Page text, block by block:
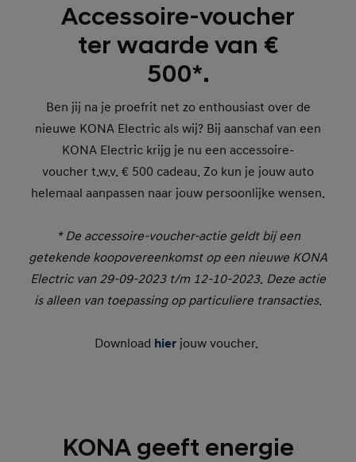
Accessoire-voucher
ter waarde van €
500*.
Ben jij na je proefrit net zo enthousiast over de
nieuwe KONA Electric als wij? Bij aanschaf van een
KONA Electric krijg je nu een accessoire-
voucher t.w.v. € 500 cadeau. Zo kun je jouw auto
helemaal aanpassen naar jouw persoonlijke wensen.
* De accessoire-voucher-actie geldt bij een
getekende koopovereenkomst op een nieuwe KONA
Electric van 29-09-2023 t/m 12-10-2023. Deze actie
is alleen van toepassing op particuliere transacties.
Download hier jouw voucher.
KONA geeft energie